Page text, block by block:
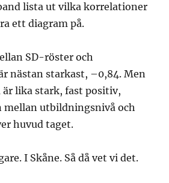
lista ut vilka korrelationer
ett diagram på.
SD-röster och
nästan starkast, –0,84. Men
lika stark, fast positiv,
mellan utbildningsnivå och
huvud taget.
I Skåne. Så då vet vi det.